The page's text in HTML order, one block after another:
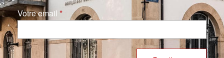
Votre email